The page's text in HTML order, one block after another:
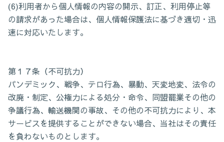
(6)利用者から個人情報の内容の開示、訂正、利用停止等
の請求があった場合は、個人情報保護法に基づき適切・迅
速に対応いたします。
第１７条（不可抗力）
パンデミック、戦争、テロ行為、暴動、天変地変、法令の
改廃・制定、公権力による処分・命令、同盟罷業その他の
争議行為、輸送機関の事故、その他の不可抗力により、本
サービスを提供することができない場合、当社はその責任
を負わないものとします。